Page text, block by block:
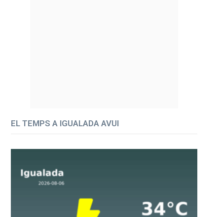
EL TEMPS A IGUALADA AVUI